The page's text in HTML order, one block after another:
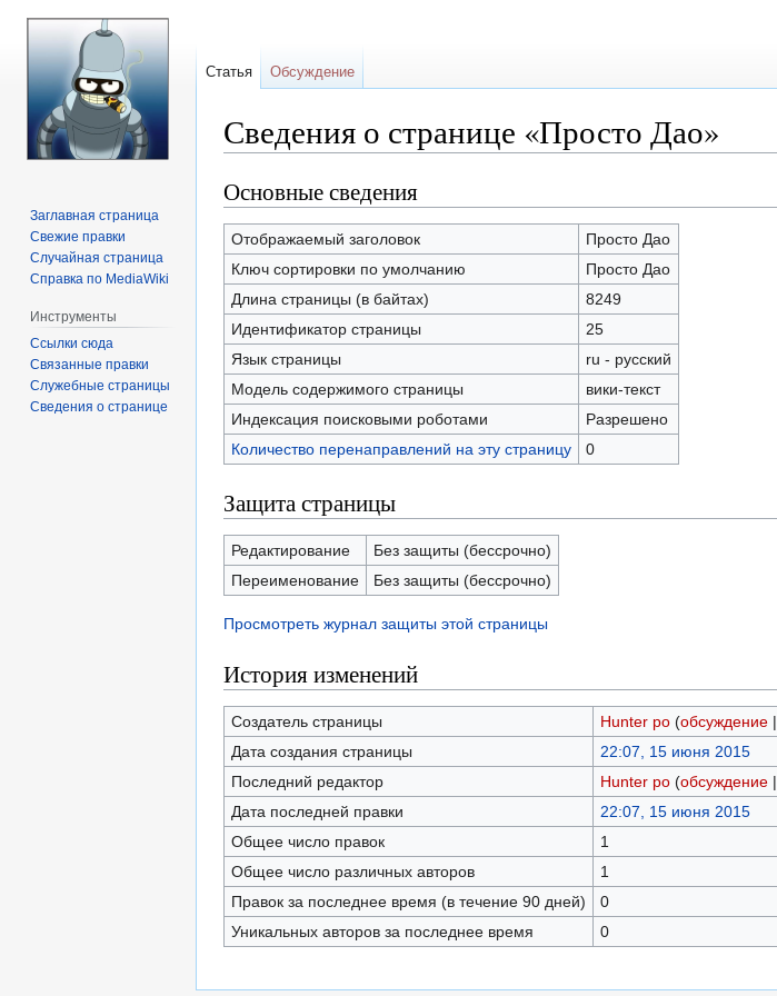
Сведения о странице «Просто Дао»
Перейти
к
навигации
Перейти
к
поиску
Основные сведения
Отображаемый заголовок
Просто Дао
Ключ сортировки по умолчанию
Просто Дао
Длина страницы (в байтах)
8249
Идентификатор страницы
25
Язык страницы
ru - русский
Модель содержимого страницы
вики-текст
Индексация поисковыми роботами
Разрешено
Количество перенаправлений на эту страницу
0
Защита страницы
Редактирование
Без защиты (бессрочно)
Переименование
Без защиты (бессрочно)
Просмотреть журнал защиты этой страницы
История изменений
Создатель страницы Hunter po (обсуждение|
Дата создания страницы
22:07, 15 июня 2015
Последний редактор
Hunter po (обсуждение|
Дата последней правки
22:07, 15 июня 2015
Общее число правок
1
Общее число различных авторов
1
Правок за последнее время (в течение 90 дней)
0
Уникальных авторов за последнее время
0
Статья Обсуждение
Заглавная страница
Свежие правки
Случайная страница
Справка по MediaWiki
Инструменты
Ссылки сюда
Связанные правки
Служебные страницы
Сведения о странице